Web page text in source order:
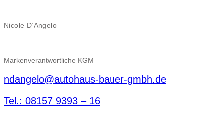
Nicole D’Angelo
Markenverantwortliche KGM
ndangelo@autohaus-bauer-gmbh.de
Tel.: 08157 9393 – 16